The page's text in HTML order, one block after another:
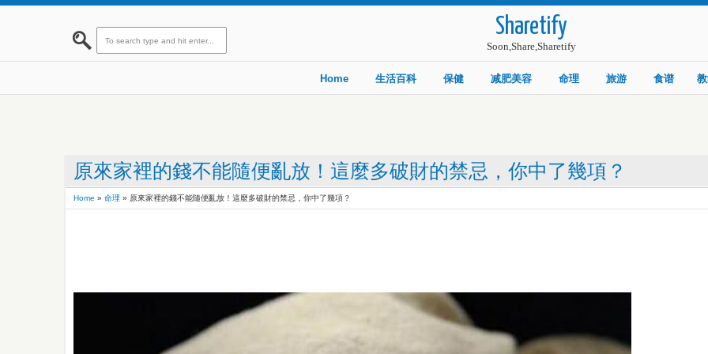
Sharetify
Soon,Share,Sharetify
Home 生活百科 保健 减肥美容 命理 旅游 食谱
原來家裡的錢不能隨便亂放！這麼多破財的禁忌，你中了幾項？
Home » 命理 » 原來家裡的錢不能隨便亂放！這麼多破財的禁忌，你中了幾項？